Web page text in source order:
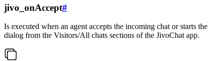
jivo_onAccept#
Is executed when an agent accepts the incoming chat or starts the
dialog from the Visitors/All chats sections of the JivoChat app.